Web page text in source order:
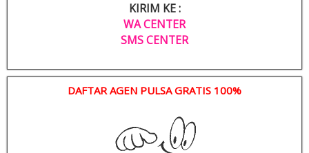
KIRIM KE :
WA CENTER
SMS CENTER
DAFTAR AGEN PULSA GRATIS 100%